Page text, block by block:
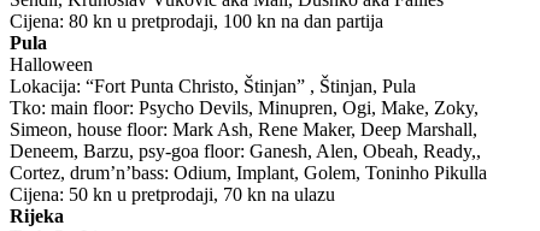
Cijena: 80 kn u pretprodaji, 100 kn na dan partija
Pula
Halloween
Lokacija: “Fort Punta Christo, Štinjan” , Štinjan, Pula
Tko: main floor: Psycho Devils, Minupren, Ogi, Make, Zoky,
Simeon, house floor: Mark Ash, Rene Maker, Deep Marshall,
Deneem, Barzu, psy-goa floor: Ganesh, Alen, Obeah, Ready,,
Cortez, drum’n’bass: Odium, Implant, Golem, Toninho Pikulla
Cijena: 50 kn u pretprodaji, 70 kn na ulazu
Rijeka